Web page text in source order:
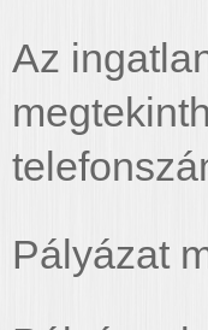
Az
Pályázat